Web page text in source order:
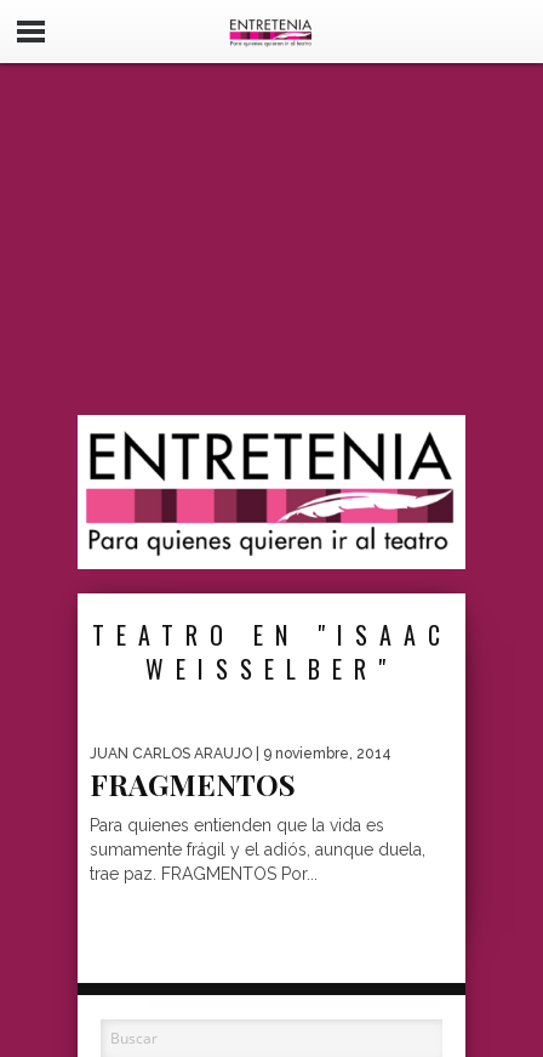
TEATRO EN "ISAAC
WEISSELBER"
JUAN CARLOS ARAUJO | 9 noviembre, 2014
FRAGMENTOS
Para quienes entienden que la vida es
sumamente frágil y el adiós, aunque duela,
trae paz. FRAGMENTOS Por...